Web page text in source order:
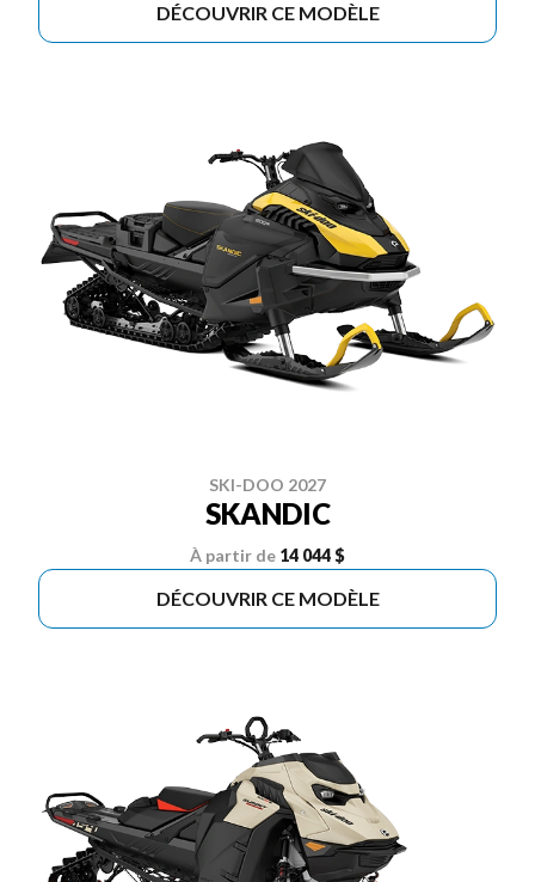
DÉCOUVRIR CE MODÈLE
SKI-DOO 2027
SKANDIC
À partir de 14 044 $
DÉCOUVRIR CE MODÈLE